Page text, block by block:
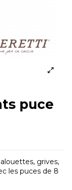
puce
grives,
les puces de 8